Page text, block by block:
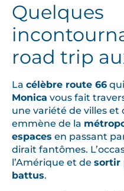
o
n
a
l
i
c
h
é
s
,
Quelques
road trip
La célèbre route 66
Monica vous fait
une variété de villes et
emmène de la
espaces en passant
dirait fantômes.
l’Amérique et de sortir
battus.